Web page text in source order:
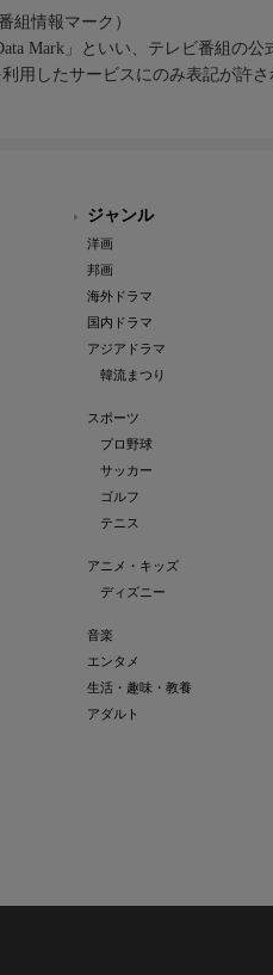
組情報マーク）
Mark」といい、テレビ番組の公
利用したサービスにのみ表記が許
ジャンル
洋画
邦画
海外ドラマ
国内ドラマ
アジアドラマ
韓流まつり
スポーツ
プロ野球
サッカー
ゴルフ
テニス
アニメ・キッズ
ディズニー
音楽
エンタメ
生活・趣味・教養
アダルト